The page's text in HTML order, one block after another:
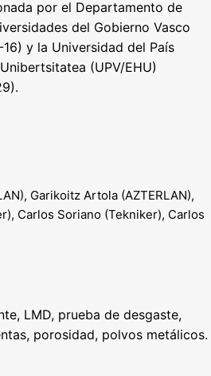
por el Departamento de
del Gobierno Vasco
y la Universidad del País
(UPV/EHU)
Garikoitz Artola (AZTERLAN),
Carlos Soriano (Tekniker), Carlos
LMD, prueba de desgaste,
porosidad, polvos metálicos.